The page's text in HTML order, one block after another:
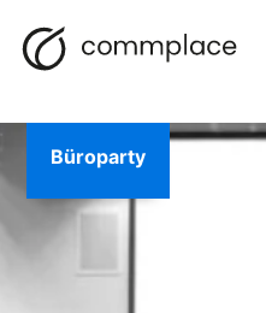
Zum
Inhalt
Navigation
BLOGGEN
Büroparty